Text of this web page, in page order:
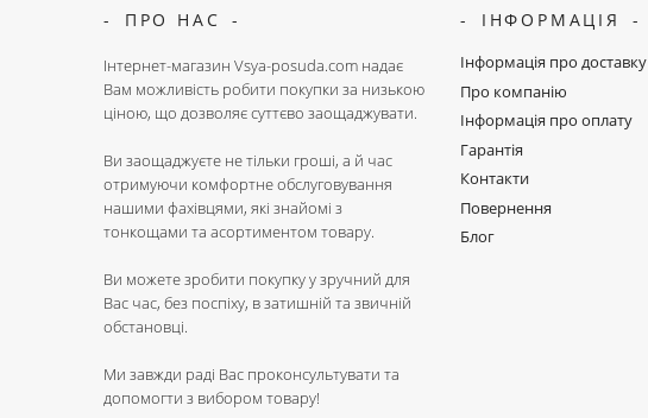
ПРО НАС
Інтернет-магазин Vsya-posuda.com надає
Вам можливість робити покупки за низькою
ціною, що дозволяє суттєво заощаджувати.
Ви заощаджуєте не тільки гроші, а й час
отримуючи комфортне обслуговування
нашими фахівцями, які знайомі з
тонкощами та асортиментом товару.
Ви можете зробити покупку у зручний для
Вас час, без поспіху, в затишній та звичній
обстановці.
Ми завжди раді Вас проконсультувати та
допомогти з вибором товару!
ІНФОРМАЦІЯ
Інформація про доставку
Про компанію
Інформація про оплату
Гарантія
Контакти
Повернення
Блог